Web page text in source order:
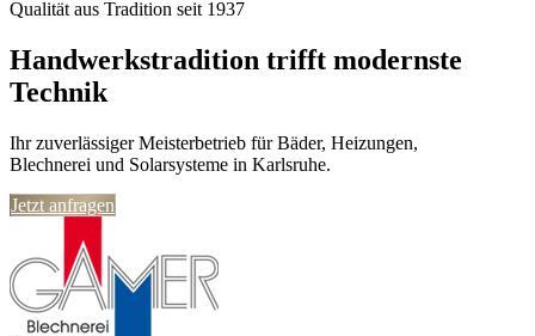
Qualität aus Tradition seit 1937
Handwerkstradition trifft modernste
Technik
Ihr zuverlässiger Meisterbetrieb für Bäder, Heizungen,
Blechnerei und Solarsysteme in Karlsruhe.
Jetzt anfragen